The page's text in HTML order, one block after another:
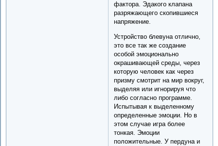
фактора. Эдакого клапана
разряжающего скопившиеся
напряжение.
Устройство блевуна отлично,
это все так же создание
особой эмоционально
окрашивающей среды, через
которую человек как через
призму смотрит на мир вокруг,
выделяя или игнорируя что
либо согласно программе.
Испытывая к выделенному
определенные эмоции. Но в
этом случае игра более
тонкая. Эмоции
положительные. У пердуна и